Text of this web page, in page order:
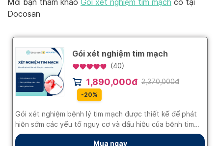
Mời bạn tham khảo Gói xét nghiệm tim mạch có tại
Docosan